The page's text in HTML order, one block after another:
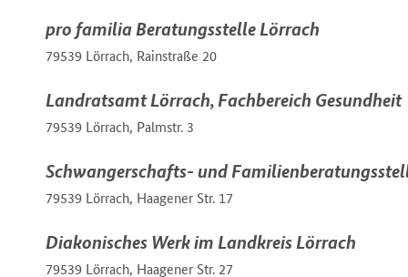
pro familia Beratungsstelle Lörrach
79539 Lörrach, Rainstraße 20
Landratsamt Lörrach, Fachbereich Gesundheit
79539 Lörrach, Palmstr. 3
Schwangerschafts- und
79539 Lörrach, Haagener Str. 17
Diakonisches Werk im Landkreis Lörrach
79539 Lörrach, Haagener Str. 27